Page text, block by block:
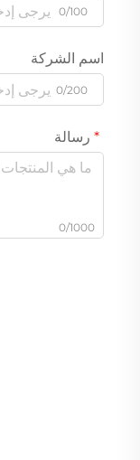
0/100
اسم الشركة
0/200
رسالة
0/1000